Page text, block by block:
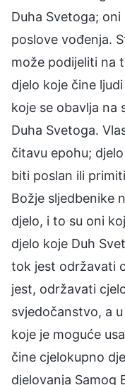
Duha Svetoga;
poslove vođenja.
može podijeliti na
djelo koje čine
koje se obavlja na
Duha Svetoga.
čitavu epohu;
biti poslan ili
Božje sljedbenike
djelo, i to su oni
djelo koje Duh
tok jest održavati
jest, održavati
svjedočanstvo, a
koje je moguće
čine cjelokupno
djelovanja Samog